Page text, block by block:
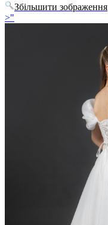
Збільшити зображення
>"